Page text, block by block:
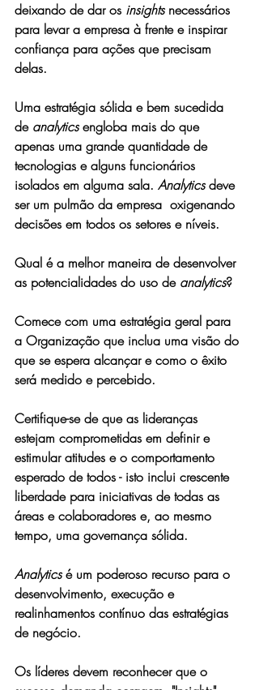
deixando de dar os insights necessários
para levar a empresa à frente e inspirar
confiança para ações que precisam
delas.
Uma estratégia sólida e bem sucedida
de analytics engloba mais do que
apenas uma grande quantidade de
tecnologias e alguns funcionários
isolados em alguma sala. Analytics deve
ser um pulmão da empresa  oxigenando
decisões em todos os setores e níveis.
Qual é a melhor maneira de desenvolver
as potencialidades do uso de analytics?
Comece com uma estratégia geral para
a Organização que inclua uma visão do
que se espera alcançar e como o êxito
será medido e percebido.
Certifique-se de que as lideranças
estejam comprometidas em definir e
estimular atitudes e o comportamento
esperado de todos - isto inclui crescente
liberdade para iniciativas de todas as
áreas e colaboradores e, ao mesmo
tempo, uma governança sólida.
Analytics é um poderoso recurso para o
desenvolvimento, execução e
realinhamentos contínuo das estratégias
de negócio.
Os líderes devem reconhecer que o